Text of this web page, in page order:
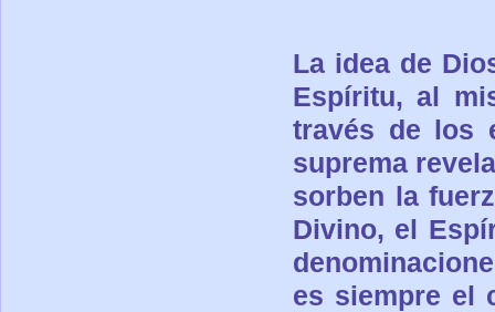
La idea de
Espíritu, al
través de los
suprema
sorben la
Divino, el
es siempre el